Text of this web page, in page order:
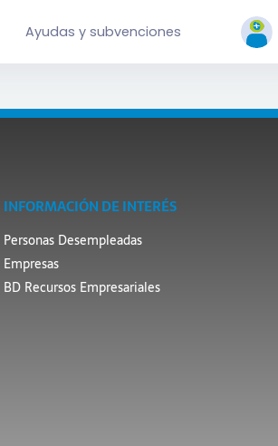
Ayudas y subvenciones
INFORMACIÓN DE INTERÉS
Personas Desempleadas
Empresas
BD Recursos Empresariales